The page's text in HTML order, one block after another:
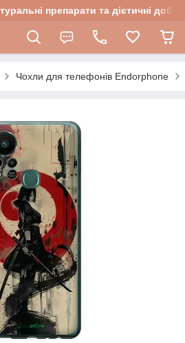
препарати та дієтичні
Чохли для телефонів Endorphone